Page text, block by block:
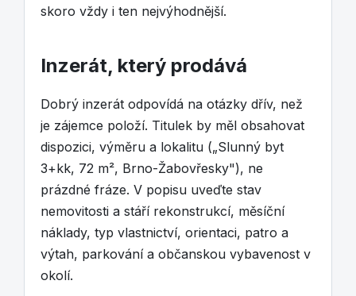
skoro vždy i ten nejvýhodnější.
Inzerát, který prodává
Dobrý inzerát odpovídá na otázky dřív, než
je zájemce položí. Titulek by měl obsahovat
dispozici, výměru a lokalitu („Slunný byt
3+kk, 72 m², Brno-Žabovřesky"), ne
prázdné fráze. V popisu uveďte stav
nemovitosti a stáří rekonstrukcí, měsíční
náklady, typ vlastnictví, orientaci, patro a
výtah, parkování a občanskou vybavenost v
okolí.